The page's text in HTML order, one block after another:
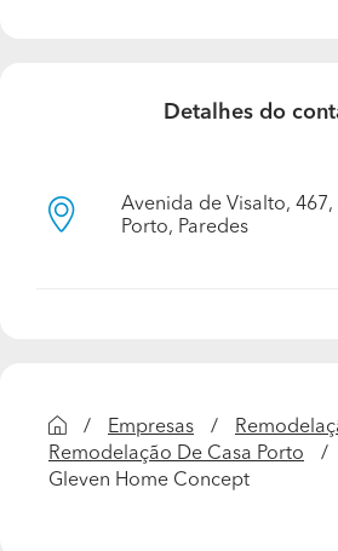
Detalhes do
Avenida de Visalto, 467,
Porto, Paredes
Empresas
Remodelação De Casa Porto
Gleven Home Concept